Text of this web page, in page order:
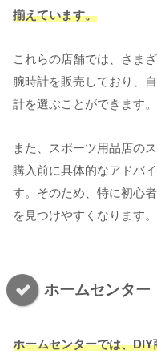
揃えています。
これらの店舗では、さま
腕時計を販売しており、
計を選ぶことができます。
また、スポーツ用品店の
購入前に具体的なアドバ
す。そのため、特に初心
を見つけやすくなります。
ホームセンター
ホームセンターでは、